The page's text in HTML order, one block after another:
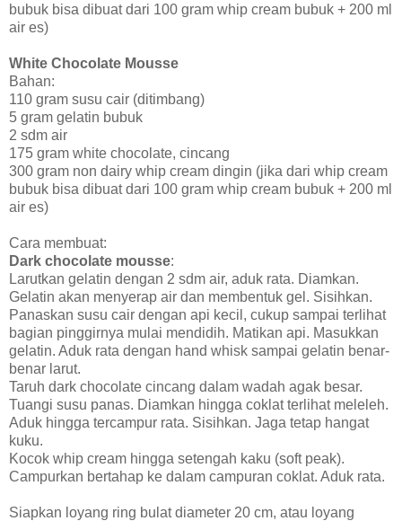
bubuk bisa dibuat dari 100 gram whip cream bubuk + 200 ml
air es)
White Chocolate Mousse
Bahan:
110 gram susu cair (ditimbang)
5 gram gelatin bubuk
2 sdm air
175 gram white chocolate, cincang
300 gram non dairy whip cream dingin (jika dari whip cream
bubuk bisa dibuat dari 100 gram whip cream bubuk + 200 ml
air es)
Cara membuat:
Dark chocolate mousse:
Larutkan gelatin dengan 2 sdm air, aduk rata. Diamkan.
Gelatin akan menyerap air dan membentuk gel. Sisihkan.
Panaskan susu cair dengan api kecil, cukup sampai terlihat
bagian pinggirnya mulai mendidih. Matikan api. Masukkan
gelatin. Aduk rata dengan hand whisk sampai gelatin benar-
benar larut.
Taruh dark chocolate cincang dalam wadah agak besar.
Tuangi susu panas. Diamkan hingga coklat terlihat meleleh.
Aduk hingga tercampur rata. Sisihkan. Jaga tetap hangat
kuku.
Kocok whip cream hingga setengah kaku (soft peak).
Campurkan bertahap ke dalam campuran coklat. Aduk rata.
Siapkan loyang ring bulat diameter 20 cm, atau loyang